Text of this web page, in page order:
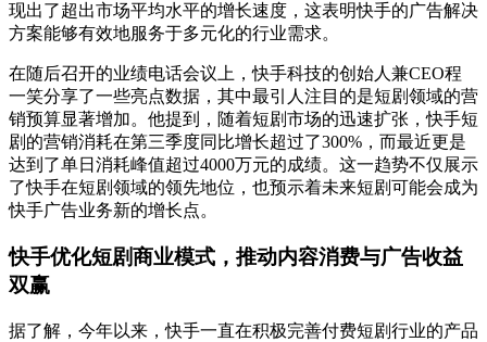
现出了超出市场平均水平的增长速度，这表明快手的广告解决
方案能够有效地服务于多元化的行业需求。
在随后召开的业绩电话会议上，快手科技的创始人兼CEO程
一笑分享了一些亮点数据，其中最引人注目的是短剧领域的营
销预算显著增加。他提到，随着短剧市场的迅速扩张，快手短
剧的营销消耗在第三季度同比增长超过了300%，而最近更是
达到了单日消耗峰值超过4000万元的成绩。这一趋势不仅展示
了快手在短剧领域的领先地位，也预示着未来短剧可能会成为
快手广告业务新的增长点。
快手优化短剧商业模式，推动内容消费与广告收益
双赢
据了解，今年以来，快手一直在积极完善付费短剧行业的产品